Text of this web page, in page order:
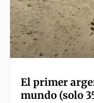
El primer
mundo (solo